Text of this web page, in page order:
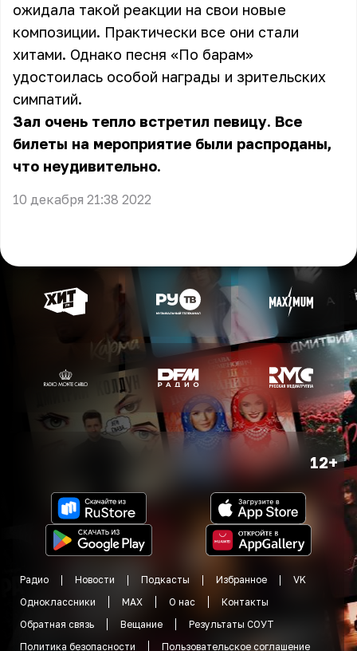
ожидала такой реакции на свои новые
композиции. Практически все они стали
хитами. Однако песня «По барам»
удостоилась особой награды и зрительских
симпатий.
Зал очень тепло встретил певицу. Все
билеты на мероприятие были распроданы,
что неудивительно.
10 декабря 21:38 2022
12+
Радио Новости Подкасты Избранное
VK
Одноклассники
MAX О нас
Контакты
Обратная связь
Вещание
Результаты СОУТ
Политика безопасности
Пользовательское соглашение